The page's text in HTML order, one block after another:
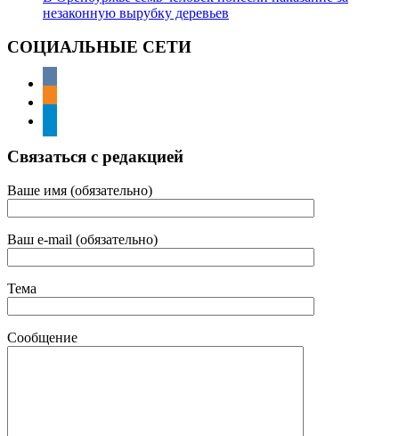
незаконную вырубку деревьев
СОЦИАЛЬНЫЕ СЕТИ
Связаться с редакцией
Ваше имя (обязательно)
Ваш e-mail (обязательно)
Тема
Сообщение